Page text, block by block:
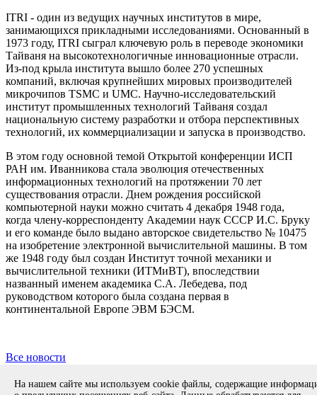
ITRI - один из ведущих научных институтов в мире,
занимающихся прикладными исследованиями. Основанный в
1973 году, ITRI сыграл ключевую роль в переводе экономики
Тайваня на высокотехнологичные инновационные отрасли.
Из-под крыла института вышло более 270 успешных
компаний, включая крупнейших мировых производителей
микрочипов TSMC и UMC. Научно-исследовательский
институт промышленных технологий Тайваня создал
национальную систему разработки и отбора перспективных
технологий, их коммерциализации и запуска в производство.
В этом году основной темой Открытой конференции ИСП
РАН им. Иванникова стала эволюция отечественных
информационных технологий на протяжении 70 лет
существования отрасли. Днем рождения российской
компьютерной науки можно считать 4 декабря 1948 года,
когда члену-корреспонденту Академии наук СССР И.С. Бруку
и его команде было выдано авторское свидетельство № 10475
на изобретение электронной вычислительной машины. В том
же 1948 году был создан Институт точной механики и
вычислительной техники (ИТМиВТ), впоследствии
названный именем академика С.А. Лебедева, под
руководством которого была создана первая в
континентальной Европе ЭВМ БЭСМ.
Все новости
Copyright © 1994-2026 ИСП РАН. 109004, г. Москва, ул. А.
На нашем сайте мы используем cookie файлы, содержащие